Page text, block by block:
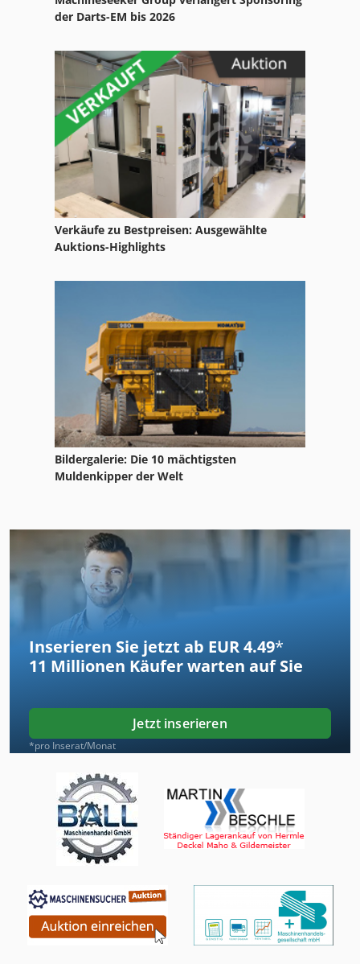
der Darts-EM bis 2026
Verkäufe zu Bestpreisen: Ausgewählte
Auktions-Highlights
Bildergalerie: Die 10 mächtigsten
Muldenkipper der Welt
Inserieren Sie jetzt ab EUR 4.49*
11 Millionen Käufer warten auf Sie
Jetzt inserieren
*pro Inserat/Monat